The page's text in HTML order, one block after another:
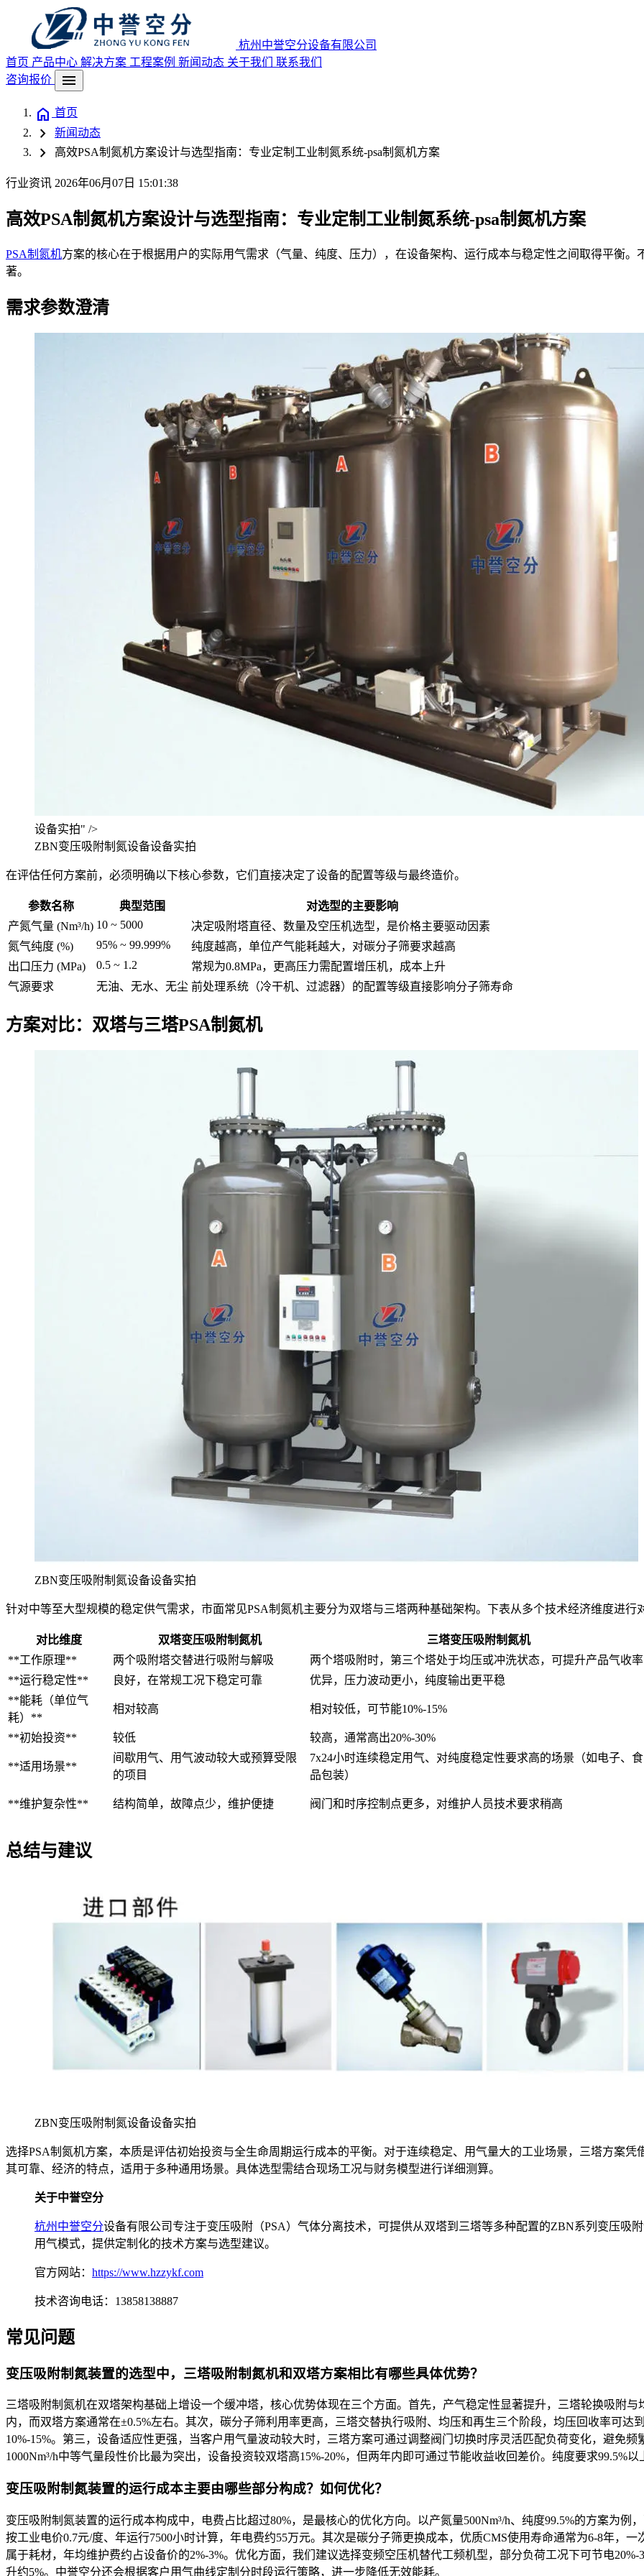
杭州中誉空分设备有限公司
首页 产品中心 解决方案 工程案例 新闻动态 关于我们 联系我们
咨询报价
menu
home 首页
chevron_right 新闻动态
chevron_right 高效PSA制氮机方案设计与选型指南：专业定制工业制氮系统-psa制氮机方案
行业资讯 2026年06月07日 15:01:38
高效PSA制氮机方案设计与选型指南：专业定制工业制氮系统-psa制氮机方案
PSA制氮机方案的核心在于根据用户的实际用气需求（气量、纯度、压力），在设备架构、运行成本与稳定性之间取得平衡
著。
需求参数澄清
设备实拍" />
ZBN变压吸附制氮设备设备实拍
在评估任何方案前，必须明确以下核心参数，它们直接决定了设备的配置等级与最终造价。
参数名称 典型范围
对选型的主要影响
产氮气量 (Nm³/h) 10 ~ 5000
决定吸附塔直径、数量及空压机选型，是价格主要驱动因素
氮气纯度 (%)
95% ~ 99.999%
纯度越高，单位产气能耗越大，对碳分子筛要求越高
出口压力 (MPa)
0.5 ~ 1.2
常规为0.8MPa，更高压力需配置增压机，成本上升
气源要求
无油、无水、无尘 前处理系统（冷干机、过滤器）的配置等级直接影响分子筛寿命
方案对比：双塔与三塔PSA制氮机
ZBN变压吸附制氮设备设备实拍
针对中等至大型规模的稳定供气需求，市面常见PSA制氮机主要分为双塔与三塔两种基础架构。下表从多个技术经济维度进行
对比维度 双塔变压吸附制氮机
三塔变压吸附制氮机
**工作原理**
两个吸附塔交替进行吸附与解吸
两个塔吸附时，第三个塔处于均压或冲洗状态，可提升产品气收率
**运行稳定性**
良好，在常规工况下稳定可靠
优异，压力波动更小，纯度输出更平稳
**能耗（单位气
耗）**
相对较高 相对较低，可节能10%-15%
**初始投资** 较低 较高，通常高出20%-30%
**适用场景**
间歇用气、用气波动较大或预算受限
的项目
7x24小时连续稳定用气、对纯度稳定性要求高的场景（如电子、食
品包装）
**维护复杂性** 结构简单，故障点少，维护便捷 阀门和时序控制点更多，对维护人员技术要求稍高
总结与建议
ZBN变压吸附制氮设备设备实拍
选择PSA制氮机方案，本质是评估初始投资与全生命周期运行成本的平衡。对于连续稳定、用气量大的工业场景，三塔方案
其可靠、经济的特点，适用于多种通用场景。具体选型需结合现场工况与财务模型进行详细测算。
关于中誉空分
杭州中誉空分设备有限公司专注于变压吸附（PSA）气体分离技术，可提供从双塔到三塔等多种配置的ZBN系列变压吸
用气模式，提供定制化的技术方案与选型建议。
官方网站： https://www.hzzykf.com
技术咨询电话：13858138887
常见问题
变压吸附制氮装置的选型中，三塔吸附制氮机和双塔方案相比有哪些具体优势？
三塔吸附制氮机在双塔架构基础上增设一个缓冲塔，核心优势体现在三个方面。首先，产气稳定性显著提升，三塔轮换吸附
内，而双塔方案通常在±0.5%左右。其次，碳分子筛利用率更高，三塔交替执行吸附、均压和再生三个阶段，均压回收率可达
10%-15%。第三，设备适应性更强，当客户用气量波动较大时，三塔方案可通过调整阀门切换时序灵活匹配负荷变化，避免
1000Nm³/h中等气量段性价比最为突出，设备投资较双塔高15%-20%，但两年内即可通过节能收益收回差价。纯度要求99.5%
变压吸附制氮装置的运行成本主要由哪些部分构成？如何优化？
变压吸附制氮装置的运行成本构成中，电费占比超过80%，是最核心的优化方向。以产氮量500Nm³/h、纯度99.5%的方案为例
按工业电价0.7元/度、年运行7500小时计算，年电费约55万元。其次是碳分子筛更换成本，优质CMS使用寿命通常为6-8年，
属于耗材，年均维护费约占设备价的2%-3%。优化方面，我们建议选择变频空压机替代工频机型，部分负荷工况下可节电
升约5%。中誉空分还会根据客户用气曲线定制分时段运行策略，进一步降低无效能耗。